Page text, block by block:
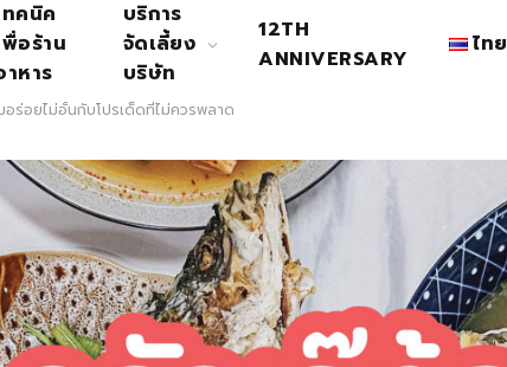
ทคนิค
พื่อร้าน
าหาร
บริการ
จัดเลี้ยง
บริษัท
12TH
ANNIVERSARY
ไทย
อร่อยไม่อั้นกับโปรเด็ดที่ไม่ควรพลาด